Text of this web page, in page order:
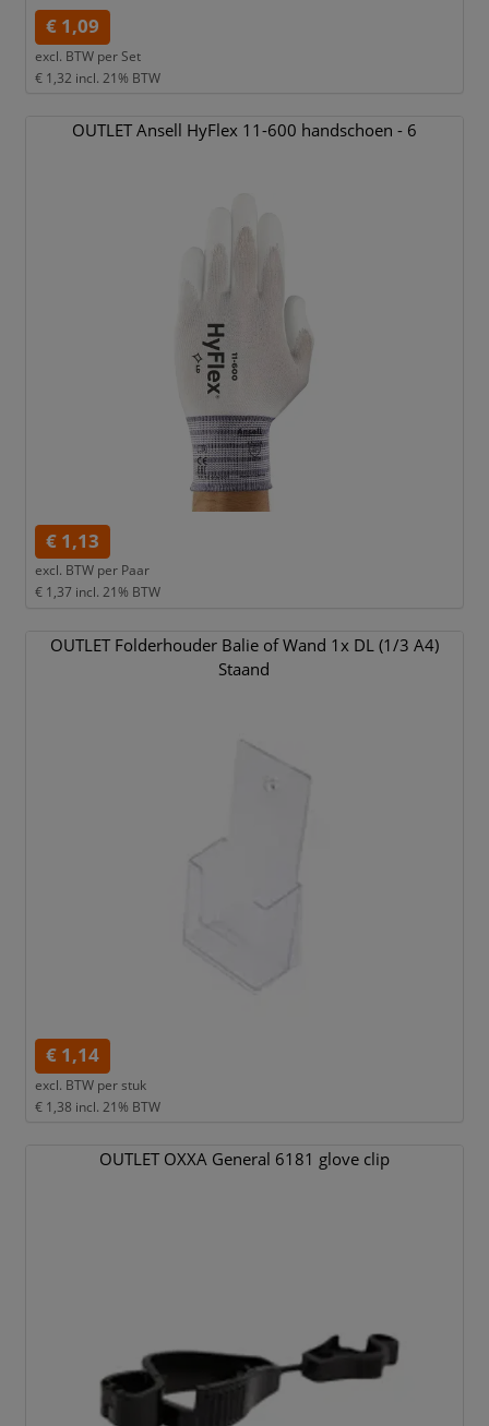
€ 1,09
excl. BTW per Set
€ 1,32 incl. 21% BTW
OUTLET Ansell HyFlex 11-600 handschoen - 6
€ 1,13
excl. BTW per Paar
€ 1,37 incl. 21% BTW
OUTLET Folderhouder Balie of Wand 1x DL (1/3 A4)
Staand
€ 1,14
excl. BTW perstuk
€ 1,38 incl. 21% BTW
OUTLET OXXA General 6181 glove clip